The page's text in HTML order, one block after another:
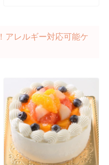
アレルギー対応可能ケ